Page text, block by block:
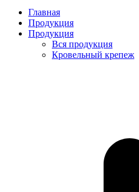
Главная
Продукция
Продукция
Вся продукция
Кровельный крепеж